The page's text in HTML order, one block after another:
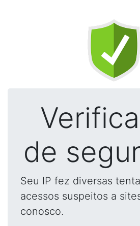
de
Seu IP fez diversas
acessos suspeitos a
conosco.